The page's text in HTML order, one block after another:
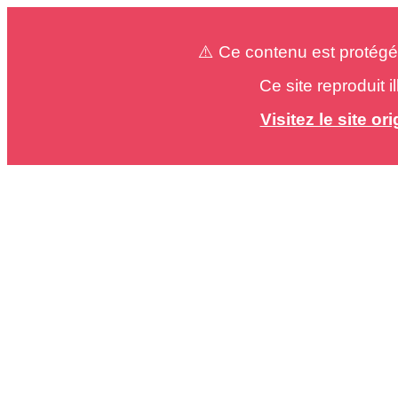
⚠️ Ce contenu est
Ce site reproduit
Visitez le site